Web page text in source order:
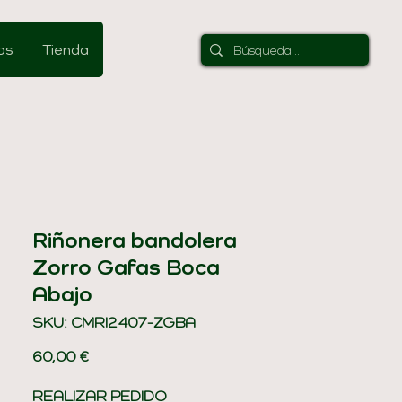
Tienda
Riñonera bandolera
Zorro Gafas Boca
Abajo
SKU: CMRI2407-ZGBA
60,00 €Precio
REALIZAR PEDIDO